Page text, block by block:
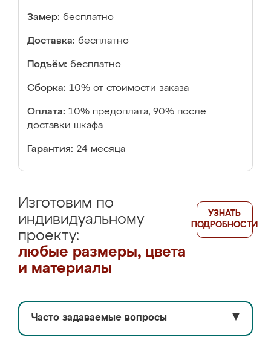
Замер: бесплатно
Доставка: бесплатно
Подъём: бесплатно
Сборка: 10% от стоимости заказа
Оплата: 10% предоплата, 90% после
доставки шкафа
Гарантия: 24 месяца
Изготовим по
индивидуальному
проекту:
любые размеры, цвета
и материалы
УЗНАТЬ
ПОДРОБНОСТИ
Часто задаваемые вопросы ▼